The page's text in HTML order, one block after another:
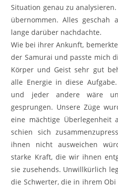
Situation genau zu
übernommen. Alles geschah
lange darüber nachdachte.
Wie bei ihrer Ankunft,
der Samurai und passte mich
Körper und Geist sehr gut
alle Energie in diese
und jeder andere wäre
gesprungen. Unsere Züge
eine mächtige Überlegenheit
schien sich
ihnen nicht ausweichen
starke Kraft, die wir ihnen
sie zusehends. Unwillkürlich
die Schwerter, die in ihrem